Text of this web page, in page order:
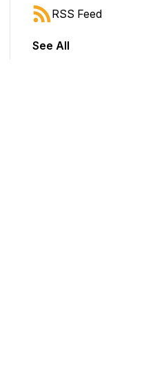
jump forward or backward.
RSS Feed
See All